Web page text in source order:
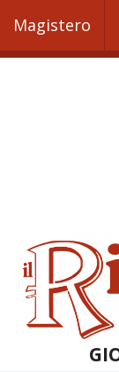
Magistero